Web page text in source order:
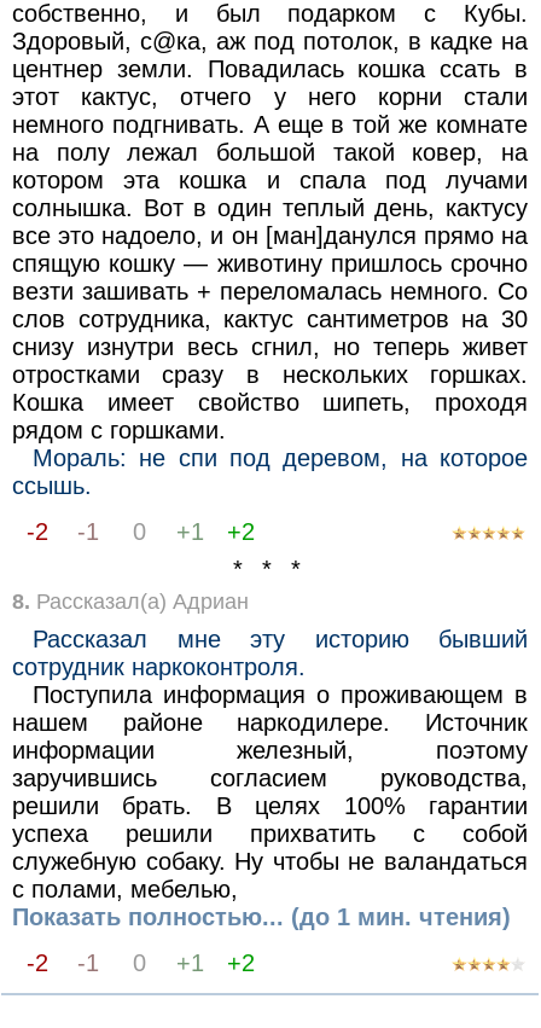
собственно, и был подарком с Кубы.
Здоровый, с@ка, аж под потолок, в кадке на
центнер земли. Повадилась кошка ссать в
этот кактус, отчего у него корни стали
немного подгнивать. А еще в той же комнате
на полу лежал большой такой ковер, на
котором эта кошка и спала под лучами
солнышка. Вот в один теплый день, кактусу
все это надоело, и он [ман]данулся прямо на
спящую кошку — животину пришлось срочно
везти зашивать + переломалась немного. Со
слов сотрудника, кактус сантиметров на 30
снизу изнутри весь сгнил, но теперь живет
отростками сразу в нескольких горшках.
Кошка имеет свойство шипеть, проходя
рядом с горшками.
Мораль: не спи под деревом, на которое
ссышь.
-2
-1 0 +1
+2
* * *
8. Рассказал(а) Адриан
Рассказал мне эту историю бывший
сотрудник наркоконтроля.
Поступила информация о проживающем в
нашем районе наркодилере. Источник
информации железный, поэтому
заручившись согласием руководства,
решили брать. В целях 100% гарантии
успеха решили прихватить с собой
служебную собаку. Ну чтобы не валандаться
с полами, мебелью,
Показать полностью... (до 1 мин. чтения)
-2
-1 0 +1 +2